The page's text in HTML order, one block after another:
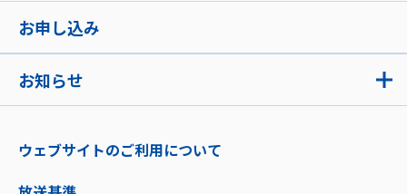
お知らせ
お申し込み
ウェブサイトのご利用について